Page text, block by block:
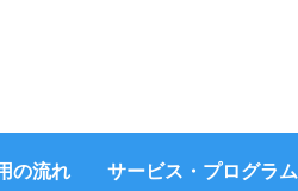
の流れ サービス・プログラム